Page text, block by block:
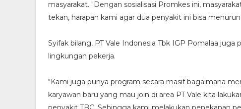
masyarakat. "Dengan sosialisasi Promkes ini,
tekan, harapan kami agar dua penyakit ini bisa
Syifak bilang, PT Vale Indonesia Tbk IGP Pomalaa
lingkungan pekerja.
"Kami juga punya program secara masif bagaimana
karyawan baru yang mau join di area PT Vale kita